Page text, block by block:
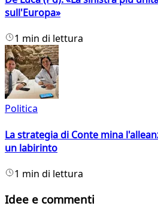
sull'Europa»
1 min di lettura
Politica
La strategia di Conte mina
un labirinto
1 min di lettura
Idee e commenti